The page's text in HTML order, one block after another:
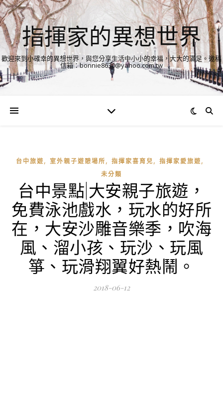
指揮家的異想世界
歡迎來到小確幸的異想世界，與您分享生活中小小的幸福，大大的滿足。邀稿
信箱：bonnie8630@yahoo.com.tw
台中旅遊, 室外親子遊憩場所, 指揮家喜育兒, 指揮家愛旅遊,
未分類
台中景點|大安親子旅遊，
免費泳池戲水，玩水的好所
在，大安沙雕音樂季，吹海
風、溜小孩、玩沙、玩風
箏、玩滑翔翼好熱鬧。
2018-06-12